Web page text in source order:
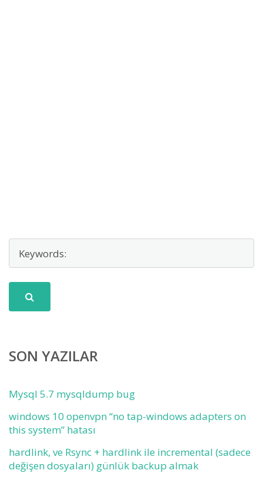
SON YAZILAR
Mysql 5.7 mysqldump bug
windows 10 openvpn “no tap-windows adapters on
this system” hatası
hardlink, ve Rsync + hardlink ile incremental (sadece
değişen dosyaları) günlük backup almak